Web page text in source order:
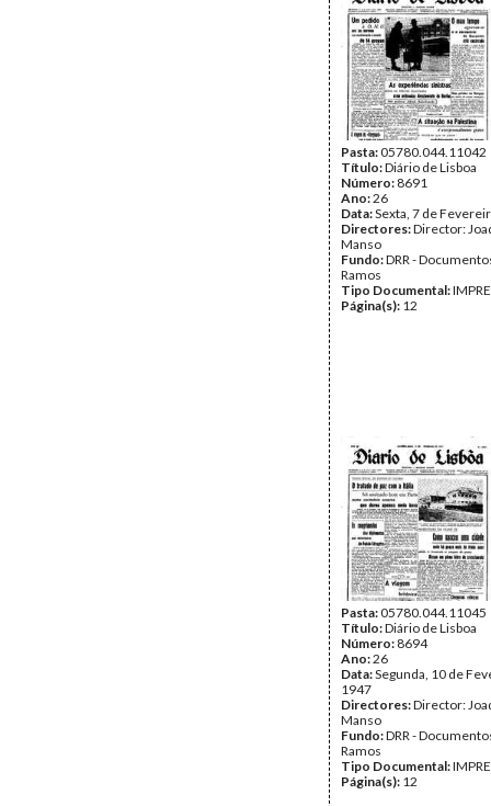
Pasta:05780.044.11042
Título:Diário de Lisboa
Número: 8691
Ano:26
Data:Sexta, 7 de
Directores:Director:
Manso
Fundo:DRR -
Ramos
Tipo Documental:
Página(s): 12
Pasta:05780.044.11045
Título:Diário de Lisboa
Número: 8694
Ano:26
Data:Segunda, 10 de
1947
Directores:Director:
Manso
Fundo:DRR -
Ramos
Tipo Documental:
Página(s): 12